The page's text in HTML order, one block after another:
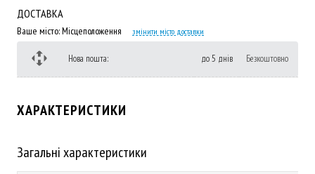
ДОСТАВКА
Ваше місто:Місцеположення змінити місто доставки
Нова пошта: до 5 днів Безкоштовно
ХАРАКТЕРИСТИКИ
Загальні характеристики